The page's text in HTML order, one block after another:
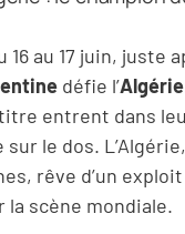
16 au 17 juin, juste
défie l’Algérie
entrent dans
sur le dos.
rêve d’un
la scène mondiale.